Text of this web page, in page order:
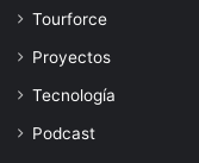
Tourforce
Proyectos
Tecnología
Podcast